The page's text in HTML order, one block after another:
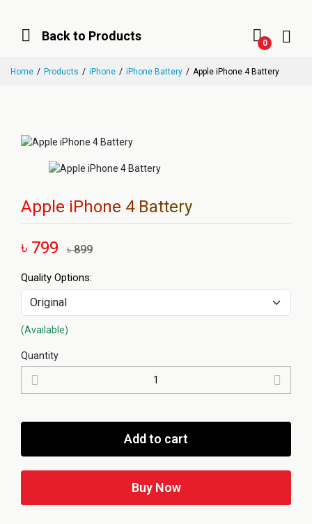
Back to Products
0
Home Products iPhone iPhone Battery Apple iPhone 4 Battery
Apple iPhone 4 Battery
৳ 799 ৳ 899
Quality Options:
(Available)
Quantity
Add to cart
Buy Now